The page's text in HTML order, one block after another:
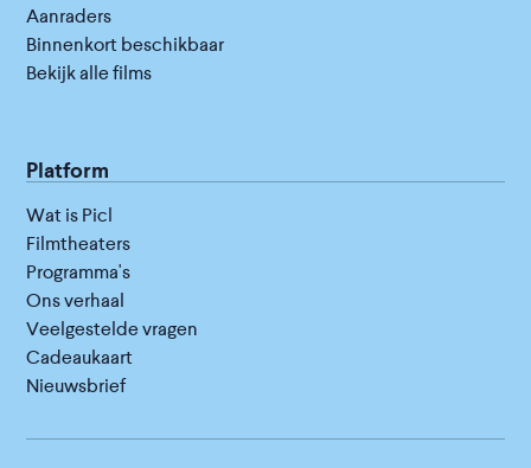
Aanraders
Binnenkort beschikbaar
Bekijk alle films
Platform
Wat is Picl
Filmtheaters
Programma's
Ons verhaal
Veelgestelde vragen
Cadeaukaart
Nieuwsbrief